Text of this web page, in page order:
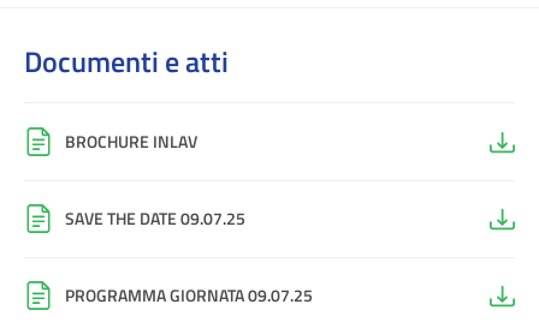
Documenti e atti
BROCHURE INLAV
SAVE THE DATE 09.07.25
PROGRAMMA GIORNATA 09.07.25